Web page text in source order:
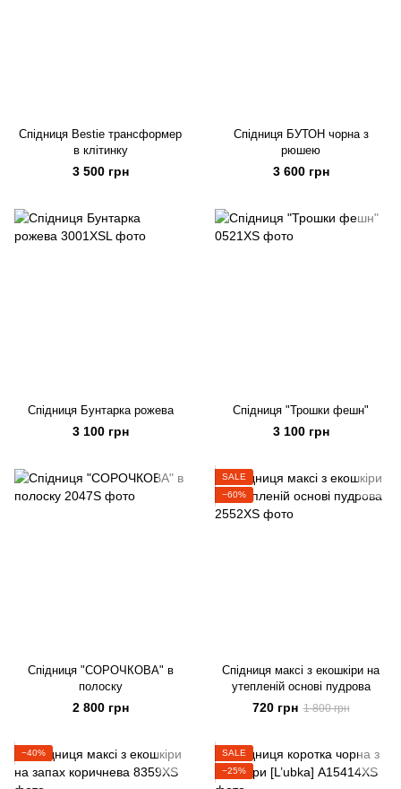
Спідниця Bestie трансформер
в клітинку
3 500 грн
Спідниця БУТОН чорна з
рюшею
3 600 грн
Спідниця Бунтарка рожева
3 100 грн
Спідниця "Трошки фешн"
3 100 грн
Спідниця "СОРОЧКОВА" в
полоску
2 800 грн
SALE
−60%
Спідниця максі з екошкіри на
утепленій основі пудрова
720 грн 1 800 грн
−40%
SALE
−25%